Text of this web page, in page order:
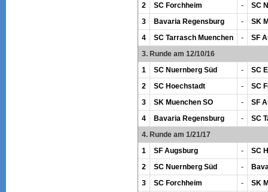
2
SC Forchheim -
SC
3
Bavaria Regensburg -
SK
4
SC Tarrasch Muenchen -
SF
3. Runde am 12/10/16
1
SC Nuernberg Süd -
SC
2
SC Hoechstadt -
SC
3
SK Muenchen SO -
SF
4
Bavaria Regensburg -
SC
4. Runde am 1/21/17
1
SF Augsburg -
SC
2
SC Nuernberg Süd -
3
SC Forchheim -
SK